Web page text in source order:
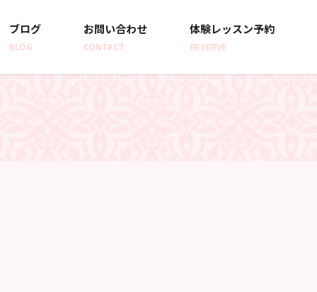
ブログ
BLOG
お問い合わせ
CONTACT
体験レッスン予約
RESERVE